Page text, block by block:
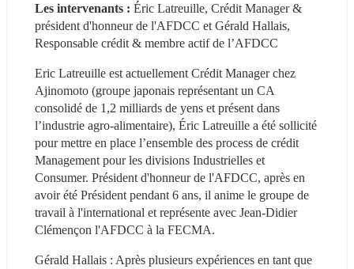
Les intervenants : Éric Latreuille, Crédit Manager &
président d'honneur de l'AFDCC et Gérald Hallais,
Responsable crédit & membre actif de l’AFDCC
Eric Latreuille est actuellement Crédit Manager chez
Ajinomoto (groupe japonais représentant un CA
consolidé de 1,2 milliards de yens et présent dans
l’industrie agro-alimentaire), Éric Latreuille a été sollicité
pour mettre en place l’ensemble des process de crédit
Management pour les divisions Industrielles et
Consumer. Président d'honneur de l'AFDCC, après en
avoir été Président pendant 6 ans, il anime le groupe de
travail à l'international et représente avec Jean-Didier
Clémençon l'AFDCC à la FECMA.
Gérald Hallais : Après plusieurs expériences en tant que